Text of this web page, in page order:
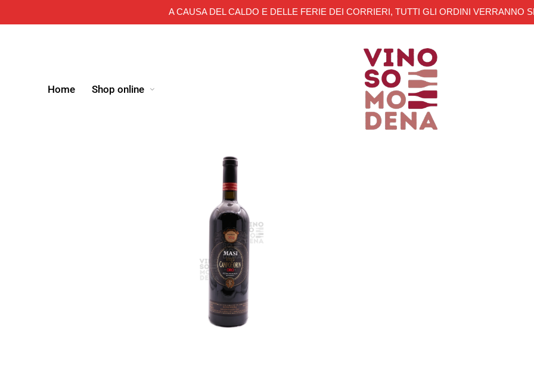
A CAUSA DEL CALDO E DELLE FERIE DEI CORRIERI, TUTTI GLI ORDINI VERRANNO
Home Shop online